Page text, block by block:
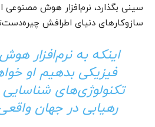
سینی بگذارد، نرم‌افزار هوش مصنوعی
سازوکارهای دنیای اطرافش
اینکه به نرم‌افزار
فیزیکی بدهیم او
تکنولوژی‌های شناسایی
رهیابی در جهان